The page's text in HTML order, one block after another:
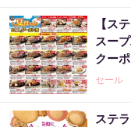
【ス
スー
クー
セール
ステ